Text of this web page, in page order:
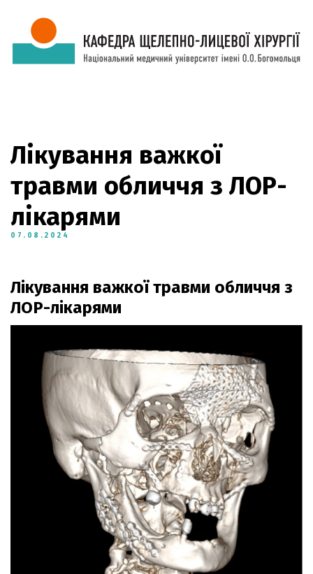
Лікування важкої
травми обличчя з ЛОР-
лікарями
07.08.2024
Лікування важкої травми обличчя з
ЛОР-лікарями